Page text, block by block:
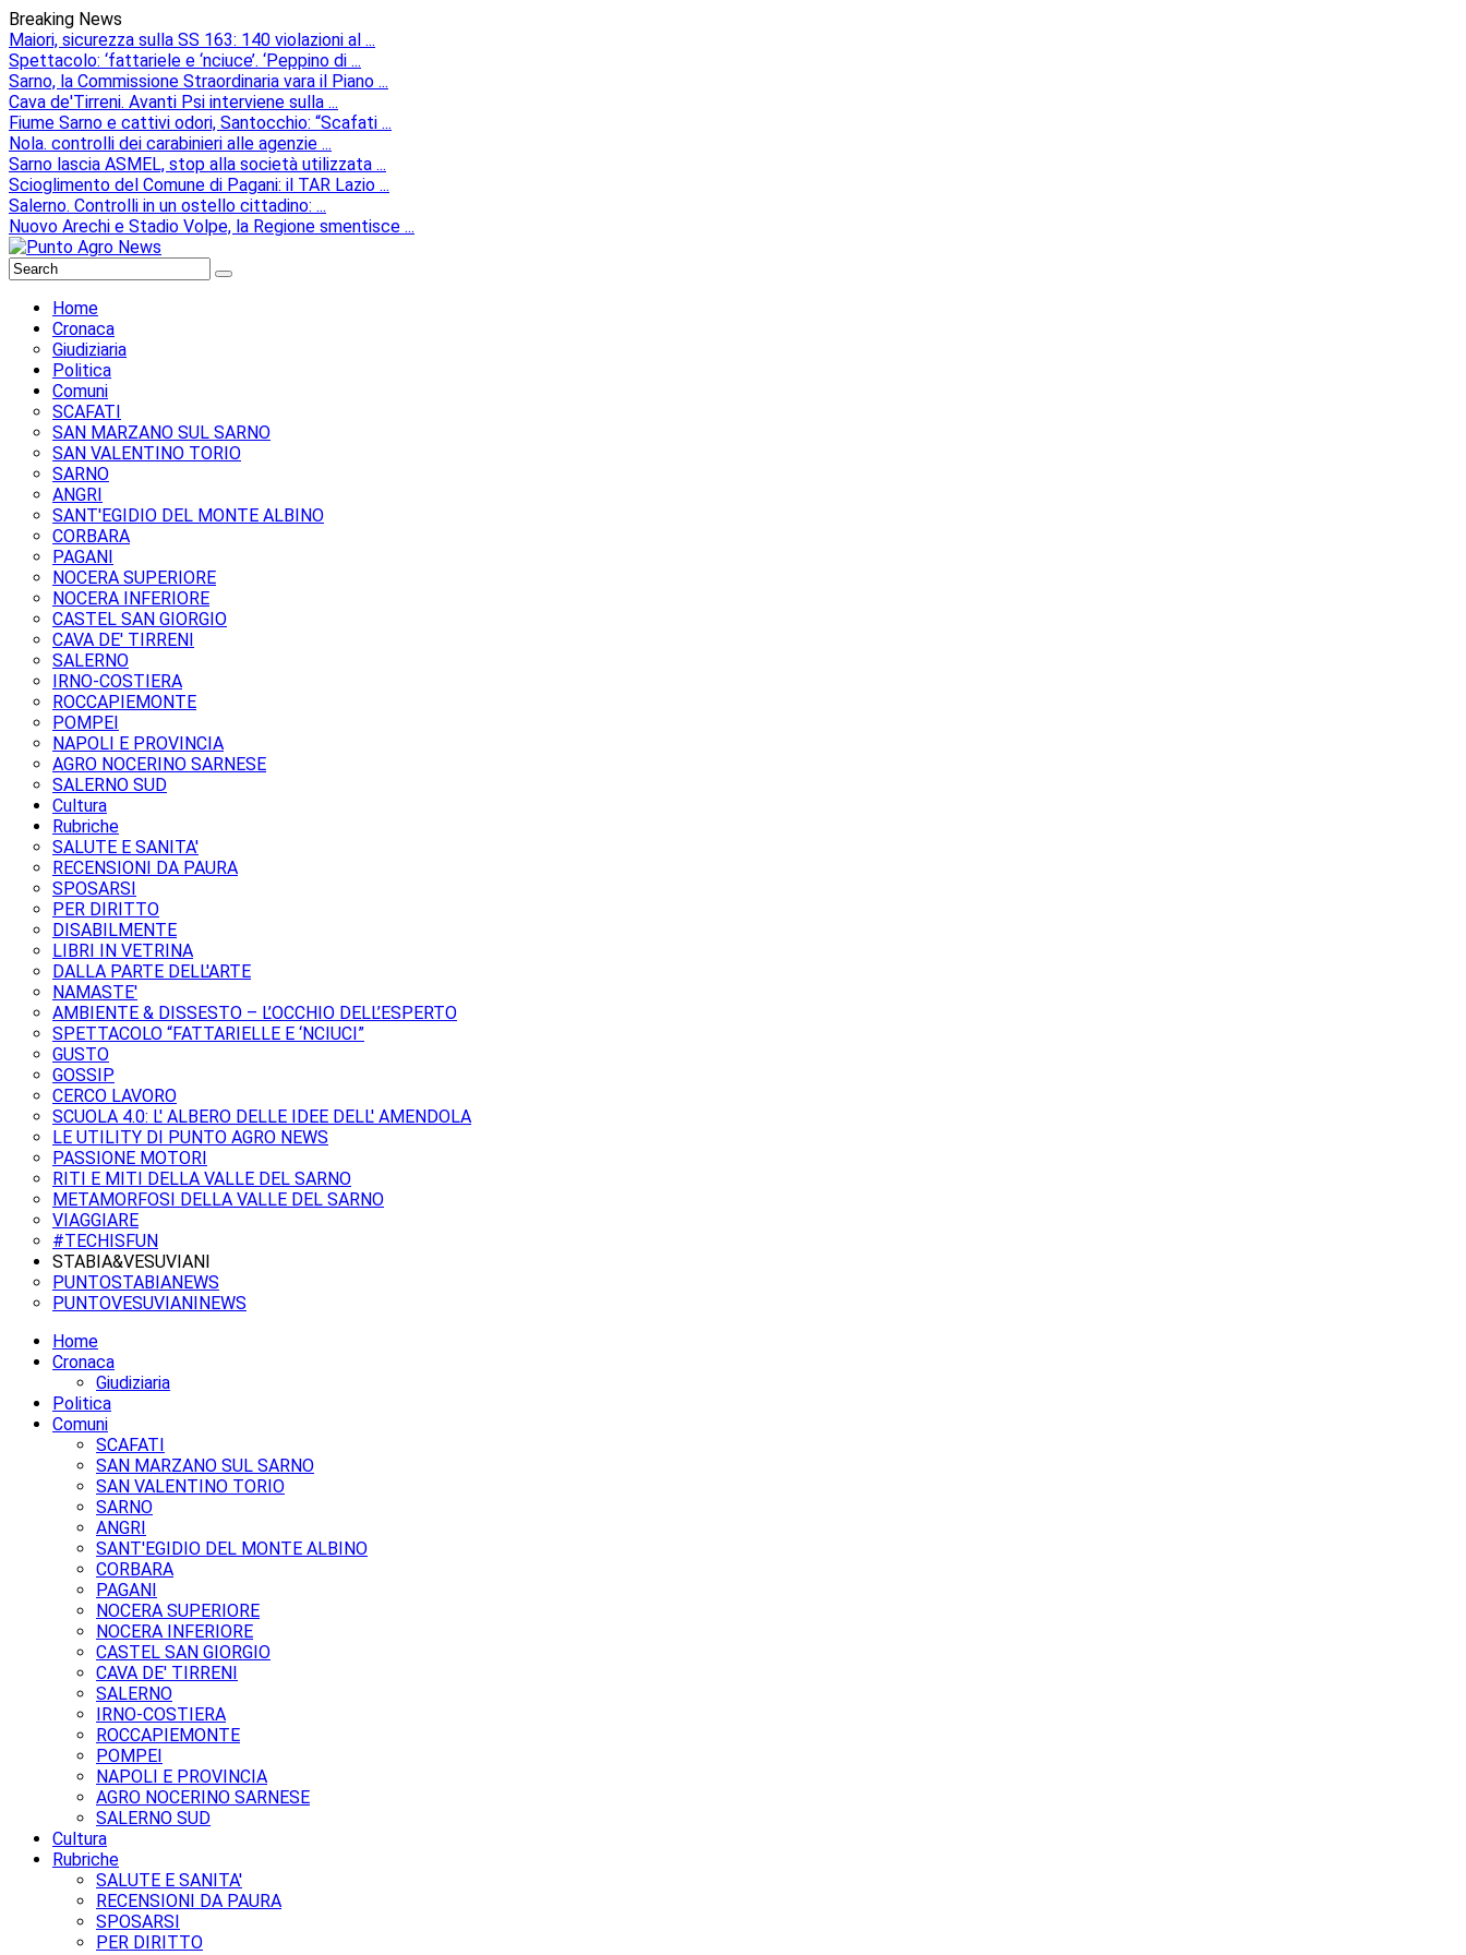
Breaking News
Maiori, sicurezza sulla SS 163: 140 violazioni al ...
Spettacolo: ‘fattariele e ‘nciuce’. ‘Peppino di ...
Sarno, la Commissione Straordinaria vara il Piano ...
Cava de'Tirreni. Avanti Psi interviene sulla ...
Fiume Sarno e cattivi odori, Santocchio: “Scafati ...
Nola. controlli dei carabinieri alle agenzie ...
Sarno lascia ASMEL, stop alla società utilizzata ...
Scioglimento del Comune di Pagani: il TAR Lazio ...
Salerno. Controlli in un ostello cittadino: ...
Nuovo Arechi e Stadio Volpe, la Regione smentisce ...
Home
Cronaca
Giudiziaria
Politica
Comuni
SCAFATI
SAN MARZANO SUL SARNO
SAN VALENTINO TORIO
SARNO
ANGRI
SANT'EGIDIO DEL MONTE ALBINO
CORBARA
PAGANI
NOCERA SUPERIORE
NOCERA INFERIORE
CASTEL SAN GIORGIO
CAVA DE' TIRRENI
SALERNO
IRNO-COSTIERA
ROCCAPIEMONTE
POMPEI
NAPOLI E PROVINCIA
AGRO NOCERINO SARNESE
SALERNO SUD
Cultura
Rubriche
SALUTE E SANITA'
RECENSIONI DA PAURA
SPOSARSI
PER DIRITTO
DISABILMENTE
LIBRI IN VETRINA
DALLA PARTE DELL'ARTE
NAMASTE'
AMBIENTE & DISSESTO – L’OCCHIO DELL’ESPERTO
SPETTACOLO “FATTARIELLE E ‘NCIUCI”
GUSTO
GOSSIP
CERCO LAVORO
SCUOLA 4.0: L' ALBERO DELLE IDEE DELL' AMENDOLA
LE UTILITY DI PUNTO AGRO NEWS
PASSIONE MOTORI
RITI E MITI DELLA VALLE DEL SARNO
METAMORFOSI DELLA VALLE DEL SARNO
VIAGGIARE
#TECHISFUN
STABIA&VESUVIANI
PUNTOSTABIANEWS
PUNTOVESUVIANINEWS
Home
Cronaca
Giudiziaria
Politica
Comuni
SCAFATI
SAN MARZANO SUL SARNO
SAN VALENTINO TORIO
SARNO
ANGRI
SANT'EGIDIO DEL MONTE ALBINO
CORBARA
PAGANI
NOCERA SUPERIORE
NOCERA INFERIORE
CASTEL SAN GIORGIO
CAVA DE' TIRRENI
SALERNO
IRNO-COSTIERA
ROCCAPIEMONTE
POMPEI
NAPOLI E PROVINCIA
AGRO NOCERINO SARNESE
SALERNO SUD
Cultura
Rubriche
SALUTE E SANITA'
RECENSIONI DA PAURA
SPOSARSI
PER DIRITTO